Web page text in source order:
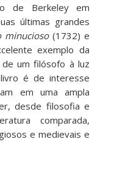
de Berkeley em
últimas grandes
minucioso(1732) e
exemplo da
um filósofo à luz
é de interesse
em uma ampla
desde filosofia e
comparada,
e medievais e